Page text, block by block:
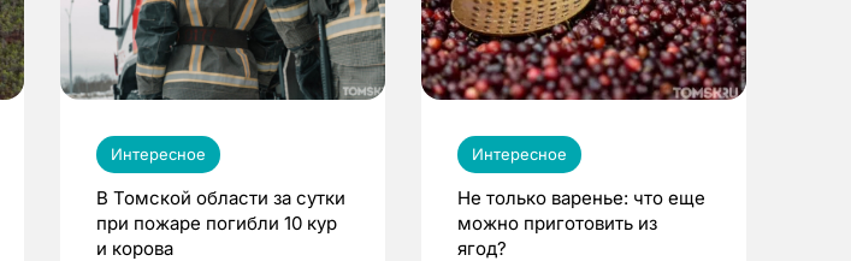
Интересное
В Томской области за сутки
при пожаре погибли 10 кур
и корова
Интересное
Не только варенье: что еще
можно приготовить из
ягод?